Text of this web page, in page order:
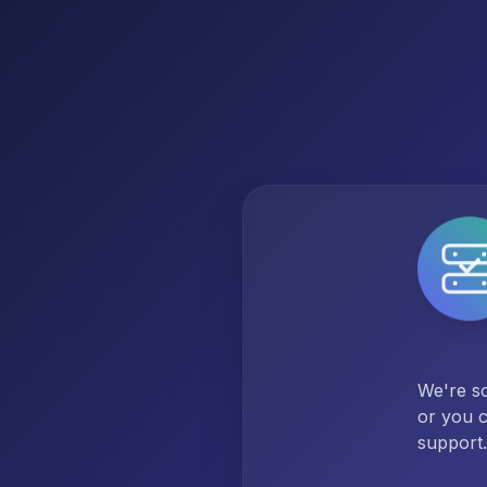
We're
or you
support.